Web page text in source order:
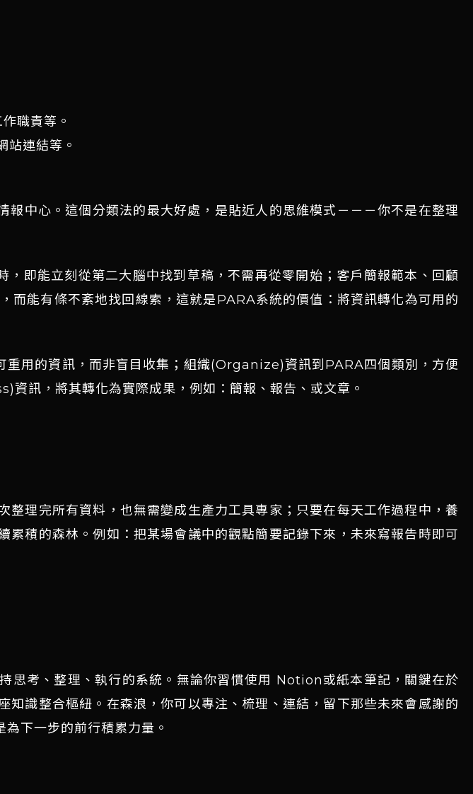
職責等。
連結等。
中心。這個分類法的最大好處，是貼近人的思維模式－－－你不是在整理
即能立刻從第二大腦中找到草稿，不需再從零開始；客戶簡報範本、回顧
而能有條不紊地找回線索，這就是PARA系統的價值：將資訊轉化為可用的
用的資訊，而非盲目收集；組織(Organize)資訊到PARA四個類別，方便
訊，將其轉化為實際成果，例如：簡報、報告、或文章。
理完所有資料，也無需變成生產力工具專家；只要在每天工作過程中，養
積的森林。例如：把某場會議中的觀點簡要記錄下來，未來寫報告時即可
思考、整理、執行的系統。無論你習慣使用 Notion或紙本筆記，關鍵在於
知識整合樞紐。在森浪，你可以專注、梳理、連結，留下那些未來會感謝的
下一步的前行積累力量。